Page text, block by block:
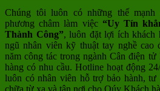
Chúng tôi luôn có những thế
phương châm làm việc “Uy Tín
Thành Công”, luôn đặt lợi ích khách
ngũ nhân viên kỹ thuật tay nghề cao
năm công tác trong ngành Cân điện
hàng có nhu cầu. Hotline hoạt động
luôn có nhân viên hỗ trợ bảo hành,